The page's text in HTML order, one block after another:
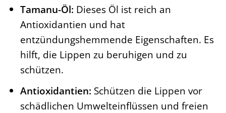
Tamanu-Öl: Dieses Öl ist reich an
Antioxidantien und hat
entzündungshemmende Eigenschaften. Es
hilft, die Lippen zu beruhigen und zu
schützen.
Antioxidantien: Schützen die Lippen vor
schädlichen Umwelteinflüssen und freien